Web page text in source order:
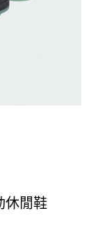
休閒鞋